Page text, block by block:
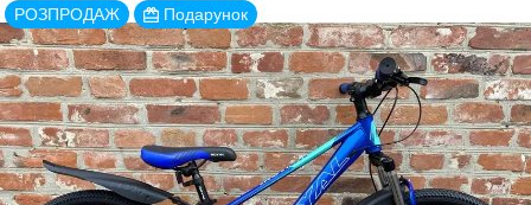
РОЗПРОДАЖ Подарунок